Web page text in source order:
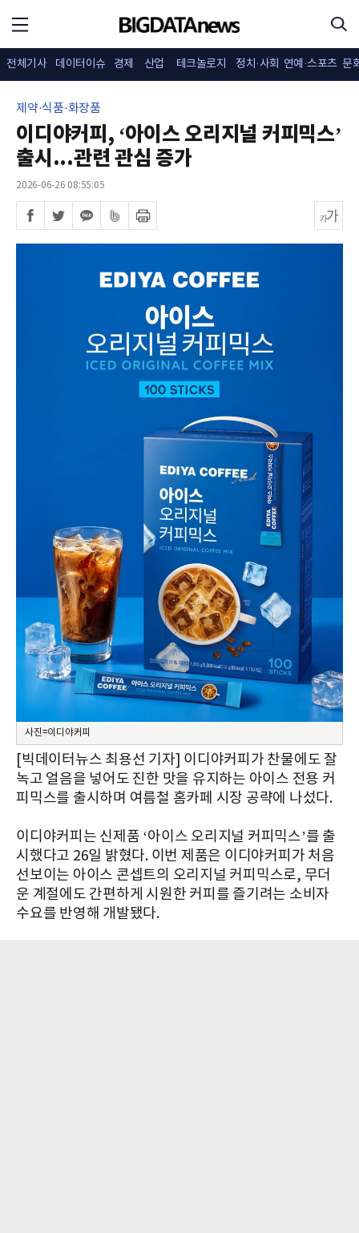
전체기사 데이터이슈 경제 산업 테크놀로지 정치·사회 연예·스포츠 문
제약·식품·화장품
이디야커피, ‘아이스 오리지널 커피믹스’
출시...관련 관심 증가
2026-06-26 08:55:05
사진=이디야커피
[빅데이터뉴스 최용선 기자] 이디야커피가 찬물에도 잘
녹고 얼음을 넣어도 진한 맛을 유지하는 아이스 전용 커
피믹스를 출시하며 여름철 홈카페 시장 공략에 나섰다.
이디야커피는 신제품 ‘아이스 오리지널 커피믹스’를 출
시했다고 26일 밝혔다. 이번 제품은 이디야커피가 처음
선보이는 아이스 콘셉트의 오리지널 커피믹스로, 무더
운 계절에도 간편하게 시원한 커피를 즐기려는 소비자
수요를 반영해 개발됐다.